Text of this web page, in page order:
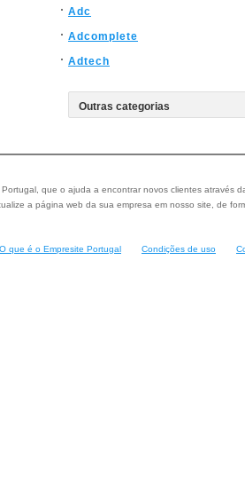
Adc
Adcomplete
Adtech
que o ajuda a encontrar novos clientes através
a página web da sua empresa em nosso site, de
O que é o Empresite Portugal Condições de uso